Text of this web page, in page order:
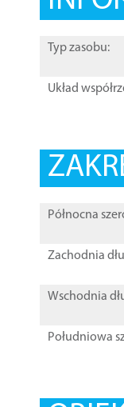
Typ zasobu:
Układ
Północna
Zachodnia
Wschodnia
Południowa